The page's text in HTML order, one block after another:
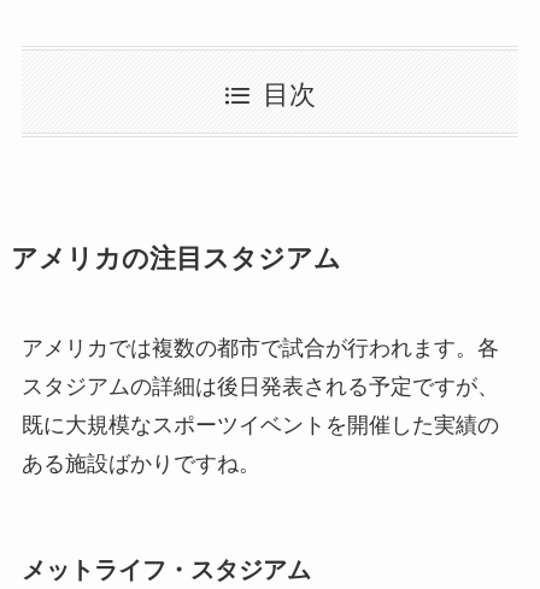
目次
アメリカの注目スタジアム
アメリカでは複数の都市で試合が行われます。各
スタジアムの詳細は後日発表される予定ですが、
既に大規模なスポーツイベントを開催した実績の
ある施設ばかりですね。
メットライフ・スタジアム